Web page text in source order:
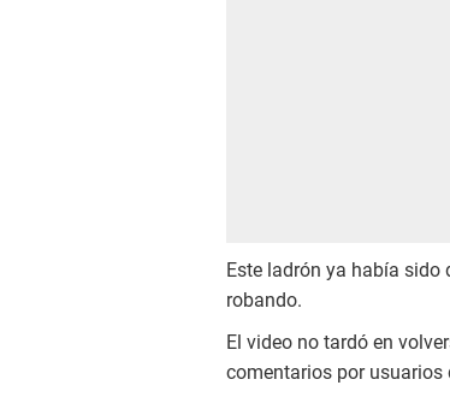
Este ladrón ya había sido
robando.
El video no tardó en
comentarios por usuarios